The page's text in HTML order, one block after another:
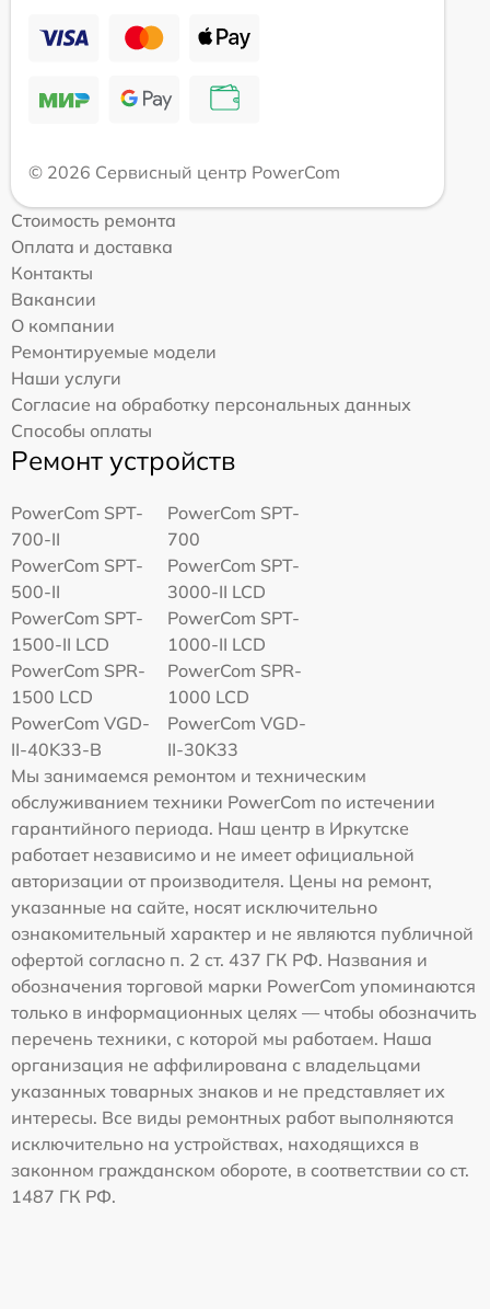
© 2026 Сервисный центр PowerCom
Стоимость ремонта
Оплата и доставка
Контакты
Вакансии
О компании
Ремонтируемые модели
Наши услуги
Согласие на обработку персональных данных
Способы оплаты
Ремонт устройств
PowerCom SPT-
700-II
PowerCom SPT-
700
PowerCom SPT-
500-II
PowerCom SPT-
3000-II LCD
PowerCom SPT-
1500-II LCD
PowerCom SPT-
1000-II LCD
PowerCom SPR-
1500 LCD
PowerCom SPR-
1000 LCD
PowerCom VGD-
II-40K33-B
PowerCom VGD-
II-30K33
Мы занимаемся ремонтом и техническим
обслуживанием техники PowerCom по истечении
гарантийного периода. Наш центр в Иркутске
работает независимо и не имеет официальной
авторизации от производителя. Цены на ремонт,
указанные на сайте, носят исключительно
ознакомительный характер и не являются публичной
офертой согласно п. 2 ст. 437 ГК РФ. Названия и
обозначения торговой марки PowerCom упоминаются
только в информационных целях — чтобы обозначить
перечень техники, с которой мы работаем. Наша
организация не аффилирована с владельцами
указанных товарных знаков и не представляет их
интересы. Все виды ремонтных работ выполняются
исключительно на устройствах, находящихся в
законном гражданском обороте, в соответствии со ст.
1487 ГК РФ.